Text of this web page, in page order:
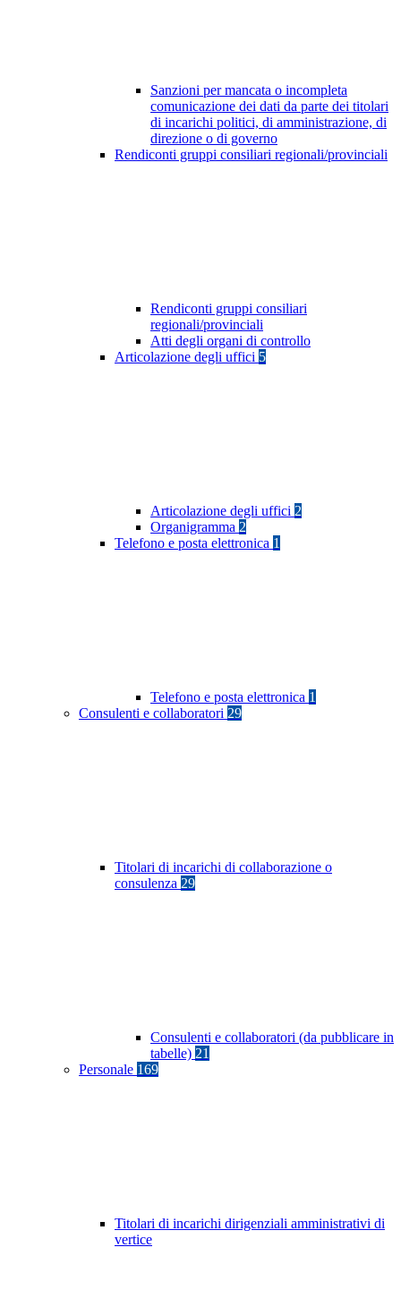
Sanzioni per mancata o incompleta
comunicazione dei dati da parte dei titolari
di incarichi politici, di amministrazione, di
direzione o di governo
Rendiconti gruppi consiliari regionali/provinciali
Rendiconti gruppi consiliari
regionali/provinciali
Atti degli organi di controllo
Articolazione degli uffici 5
Articolazione degli uffici 2
Organigramma 2
Telefono e posta elettronica 1
Telefono e posta elettronica 1
Consulenti e collaboratori 29
Titolari di incarichi di collaborazione o
consulenza 29
Consulenti e collaboratori (da pubblicare in
tabelle) 21
Personale 169
Titolari di incarichi dirigenziali amministrativi di
vertice